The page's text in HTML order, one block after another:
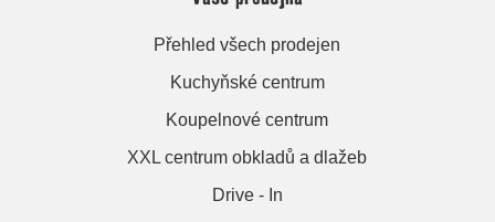
Přehled všech prodejen
Kuchyňské centrum
Koupelnové centrum
XXL centrum obkladů a dlažeb
Drive - In